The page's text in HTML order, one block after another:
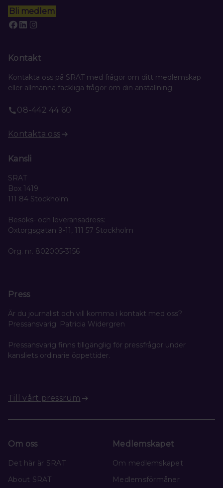
Bli medlem
Kontakt
Kontakta oss på SRAT med frågor om ditt medlemskap
eller allmänna fackliga frågor om din anställning.
08-442 44 60
Kontakta oss
Kansli
SRAT
Box 1419
111 84 Stockholm
Besöks- och leveransadress:
Oxtorgsgatan 9-11, 111 57 Stockholm
Org. nr. 802005-3156
Press
Är du journalist och vill komma i kontakt med oss?
Pressansvarig: Patricia Widergren
Pressansvarig finns tillgänglig för pressfrågor under
kansliets ordinarie öppettider.
Till vårt pressrum
Om oss
Det här är SRAT
About SRAT
Medlemskapet
Om medlemskapet
Medlemsförmåner